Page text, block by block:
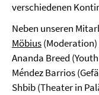
verschiedenen
Neben unseren
Möbius(Moderation)
Ananda Breed
Méndez Barrios
Shbib (Theater in